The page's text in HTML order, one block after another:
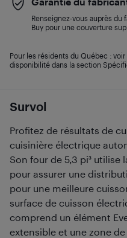
Survol
Profitez de résultats de
cuisinière électrique
Son four de 5,3 pi³ utilise
pour assurer une
pour une meilleure
surface de cuisson
comprend un élément
extensible et une zone
Renseignez-vous auprès du
Buy pour une couverture
Pour les résidents du Québec :
disponibilité dans la section